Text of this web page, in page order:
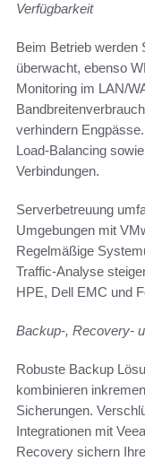
Verfügbarkeit
Beim Betrieb werden
überwacht, ebenso
Monitoring im LAN/
verhindern
Load-Balancing
Verbindungen.
Serverbetreuung
Umgebungen mit
Regelmäßige
Traffic-Analyse
HPE, Dell EMC und
Backup-, Recovery-
Robuste Backup
kombinieren
Sicherungen.
Integrationen mit
Recovery sichern